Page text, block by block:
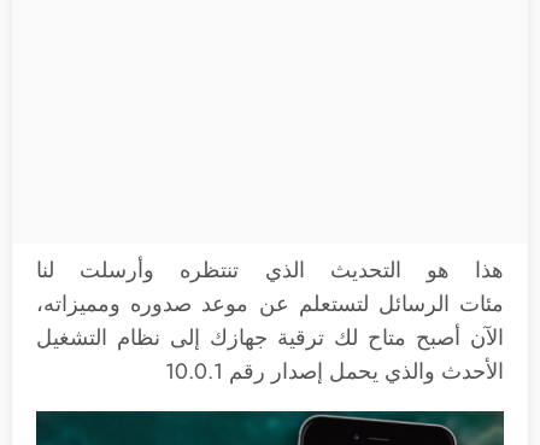
هذا هو التحديث الذي تنتظره وأرسلت لنا
مئات الرسائل لتستعلم عن موعد صدوره ومميزاته،
الآن أصبح متاح لك ترقية جهازك إلى نظام التشغيل
الأحدث والذي يحمل إصدار رقم 10.0.1